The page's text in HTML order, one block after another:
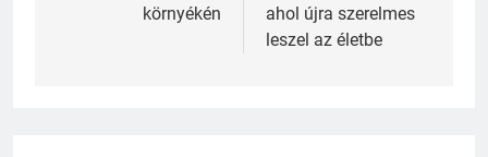
környékén
ahol újra szerelmes
leszel az életbe